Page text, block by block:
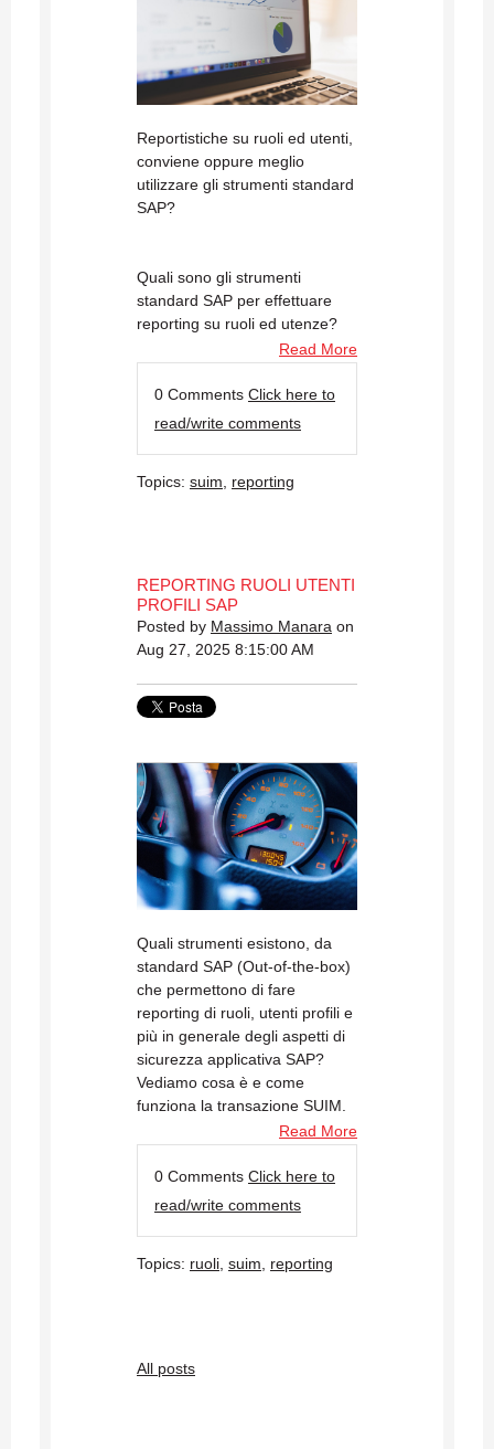
Reportistiche su ruoli ed utenti,
conviene oppure meglio
utilizzare gli strumenti standard
SAP?
Quali sono gli strumenti
standard SAP per effettuare
reporting su ruoli ed utenze?
Read More
0 Comments Click here to
read/write comments
Topics: suim reporting
REPORTING RUOLI UTENTI
PROFILI SAP
Posted by Massimo Manara on
Aug 27, 2025 8:15:00 AM
Quali strumenti esistono, da
standard SAP (Out-of-the-box)
che permettono di fare
reporting di ruoli, utenti profili e
più in generale degli aspetti di
sicurezza applicativa SAP?
Vediamo cosa è e come
funziona la transazione SUIM.
Read More
0 Comments Click here to
read/write comments
Topics: ruoli suim reporting
All posts